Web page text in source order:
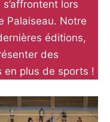
lors
Palaiseau. Notre
éditions,
des
en plus de sports !